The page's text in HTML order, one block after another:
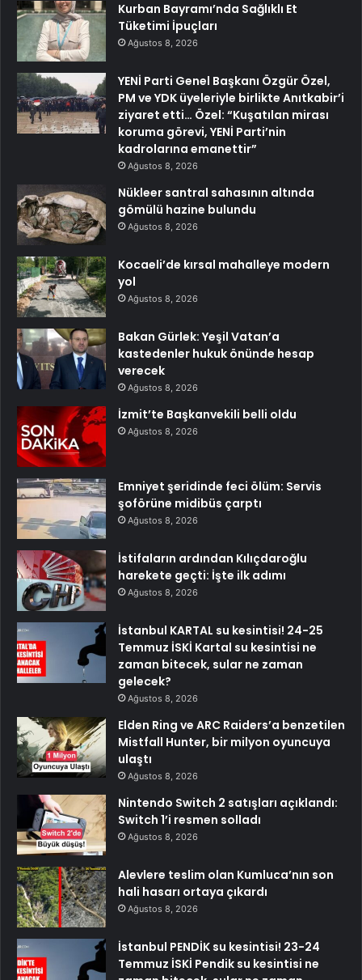
Kurban Bayramı’nda Sağlıklı Et
Tüketimi İpuçları
Ağustos 8, 2026
YENİ Parti Genel Başkanı Özgür Özel,
PM ve YDK üyeleriyle birlikte Anıtkabir’i
ziyaret etti… Özel: “Kuşatılan mirası
koruma görevi, YENİ Parti’nin
kadrolarına emanettir”
Ağustos 8, 2026
Nükleer santral sahasının altında
gömülü hazine bulundu
Ağustos 8, 2026
Kocaeli’de kırsal mahalleye modern
yol
Ağustos 8, 2026
Bakan Gürlek: Yeşil Vatan’a
kastedenler hukuk önünde hesap
verecek
Ağustos 8, 2026
İzmit’te Başkanvekili belli oldu
Ağustos 8, 2026
Emniyet şeridinde feci ölüm: Servis
şoförüne midibüs çarptı
Ağustos 8, 2026
İstifaların ardından Kılıçdaroğlu
harekete geçti: İşte ilk adımı
Ağustos 8, 2026
İstanbul KARTAL su kesintisi! 24-25
Temmuz İSKİ Kartal su kesintisi ne
zaman bitecek, sular ne zaman
gelecek?
Ağustos 8, 2026
Elden Ring ve ARC Raiders’a benzetilen
Mistfall Hunter, bir milyon oyuncuya
ulaştı
Ağustos 8, 2026
Nintendo Switch 2 satışları açıklandı:
Switch 1’i resmen solladı
Ağustos 8, 2026
Alevlere teslim olan Kumluca’nın son
hali hasarı ortaya çıkardı
Ağustos 8, 2026
İstanbul PENDİK su kesintisi! 23-24
Temmuz İSKİ Pendik su kesintisi ne